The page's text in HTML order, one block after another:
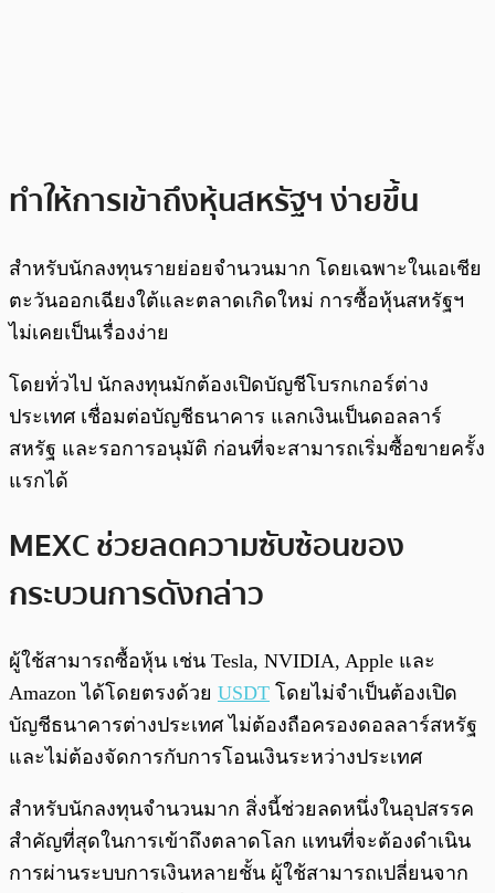
ทำให้การเข้าถึงหุ้นสหรัฐฯ ง่ายขึ้น
สำหรับนักลงทุนรายย่อยจำนวนมาก โดยเฉพาะในเอเชีย
ตะวันออกเฉียงใต้และตลาดเกิดใหม่ การซื้อหุ้นสหรัฐฯ
ไม่เคยเป็นเรื่องง่าย
โดยทั่วไป นักลงทุนมักต้องเปิดบัญชีโบรกเกอร์ต่าง
ประเทศ เชื่อมต่อบัญชีธนาคาร แลกเงินเป็นดอลลาร์
สหรัฐ และรอการอนุมัติ ก่อนที่จะสามารถเริ่มซื้อขายครั้ง
แรกได้
MEXC ช่วยลดความซับซ้อนของ
กระบวนการดังกล่าว
ผู้ใช้สามารถซื้อหุ้น เช่น Tesla, NVIDIA, Apple และ
Amazon ได้โดยตรงด้วย USDT โดยไม่จำเป็นต้องเปิด
บัญชีธนาคารต่างประเทศ ไม่ต้องถือครองดอลลาร์สหรัฐ
และไม่ต้องจัดการกับการโอนเงินระหว่างประเทศ
สำหรับนักลงทุนจำนวนมาก สิ่งนี้ช่วยลดหนึ่งในอุปสรรค
สำคัญที่สุดในการเข้าถึงตลาดโลก แทนที่จะต้องดำเนิน
การผ่านระบบการเงินหลายชั้น ผู้ใช้สามารถเปลี่ยนจาก